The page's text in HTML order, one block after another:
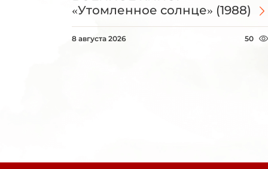
«Утомленное солнце» (1988)
8 августа 2026 50